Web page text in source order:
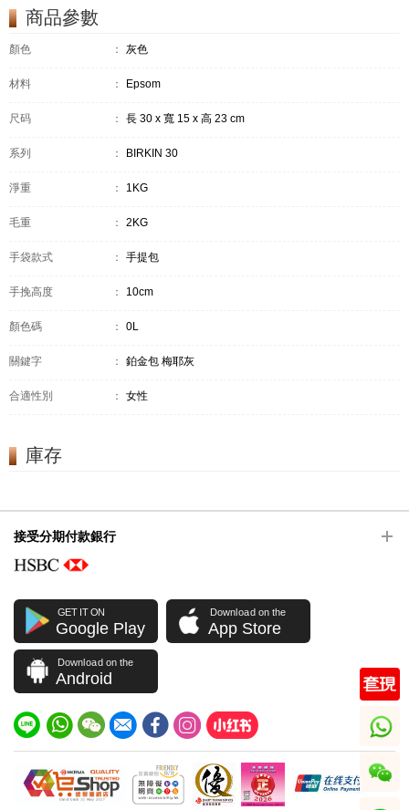
商品參數
顏色 ： 灰色
材料 ： Epsom
尺码 ： 長 30 x 寬 15 x 高 23 cm
系列 ： BIRKIN 30
淨重 ： 1KG
毛重 ： 2KG
手袋款式 ： 手提包
手挽高度 ： 10cm
顏色碼 ： 0L
關鍵字 ： 鉑金包 梅耶灰
合適性別 ： 女性
庫存
接受分期付款銀行
GET IT ON
Google Play
Download on the
App Store
Download on the
Android
whatsapp